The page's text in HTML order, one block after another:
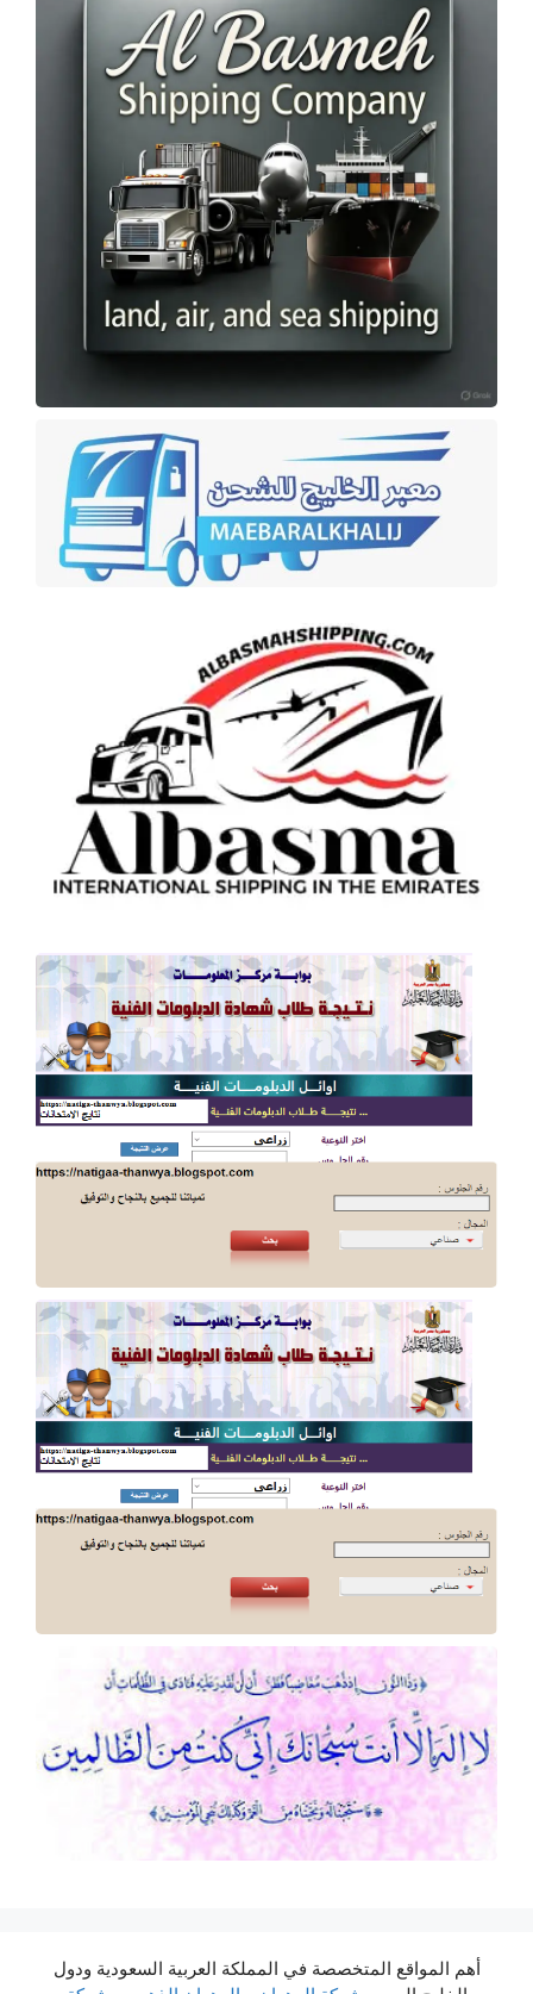
أهم المواقع المتخصصة في المملكة العربية السعودية ودول